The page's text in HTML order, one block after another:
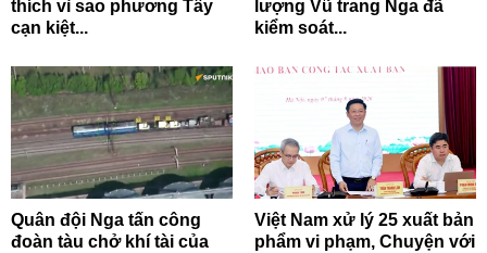
thích vì sao phương Tây
cạn kiệt...
lượng Vũ trang Nga đã
kiểm soát...
Quân đội Nga tấn công
đoàn tàu chở khí tài của
Việt Nam xử lý 25 xuất bản
phẩm vi phạm, Chuyện với